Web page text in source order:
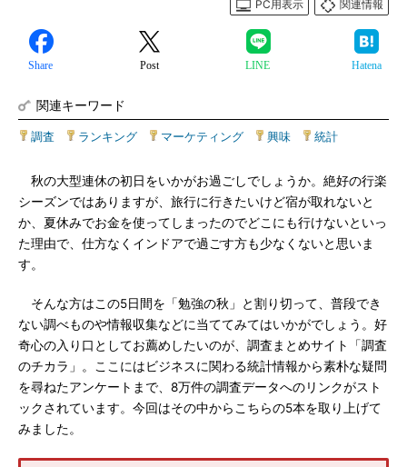
PC用表示
関連情報
Share Post LINE Hatena
関連キーワード
調査 ランキング マーケティング 興味 統計
秋の大型連休の初日をいかがお過ごしでしょうか。絶好の行楽
シーズンではありますが、旅行に行きたいけど宿が取れないと
か、夏休みでお金を使ってしまったのでどこにも行けないといっ
た理由で、仕方なくインドアで過ごす方も少なくないと思いま
す。
そんな方はこの5日間を「勉強の秋」と割り切って、普段でき
ない調べものや情報収集などに当ててみてはいかがでしょう。好
奇心の入り口としてお薦めしたいのが、調査まとめサイト「調査
のチカラ」。ここにはビジネスに関わる統計情報から素朴な疑問
を尋ねたアンケートまで、8万件の調査データへのリンクがスト
ックされています。今回はその中からこちらの5本を取り上げて
みました。